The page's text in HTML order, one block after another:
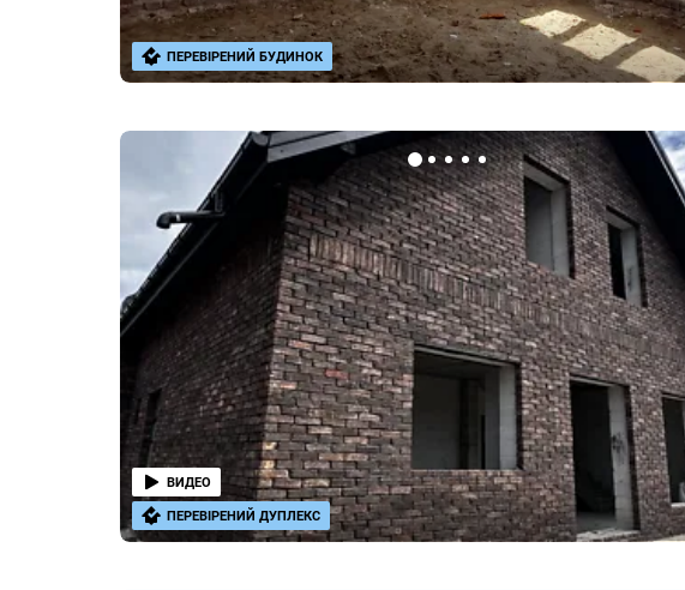
ПЕРЕВІРЕНИЙ БУДИНОК
ВИДЕО
ПЕРЕВІРЕНИЙ ДУПЛЕКС